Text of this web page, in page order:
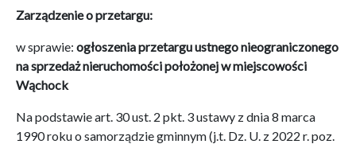
Zarządzenie o przetargu:
w sprawie: ogłoszenia przetargu ustnego nieograniczonego
na sprzedaż nieruchomości położonej w miejscowości
Wąchock
Na podstawie art. 30 ust. 2 pkt. 3 ustawy z dnia 8 marca
1990 roku o samorządzie gminnym (j.t. Dz. U. z 2022 r. poz.